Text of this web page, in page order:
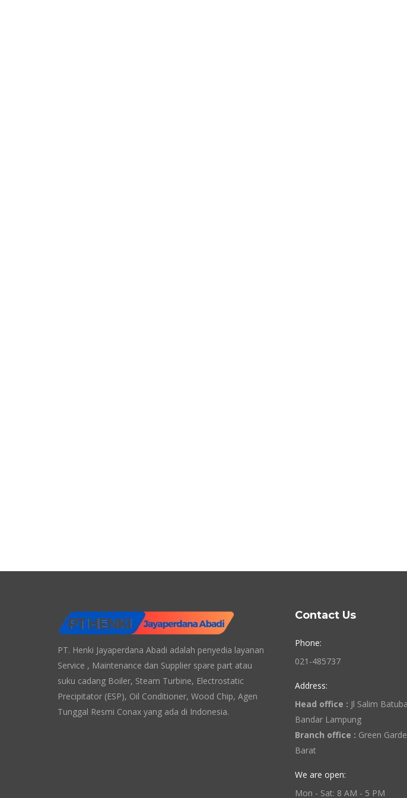
PT. Henki Jayaperdana Abadi adalah penyedia layanan
Service , Maintenance dan Supplier spare part atau
suku cadang Boiler, Steam Turbine, Electrostatic
Precipitator (ESP), Oil Conditioner, Wood Chip, Agen
Tunggal Resmi Conax yang ada di Indonesia.
Contact Us
Phone:
021-485737
Address:
Head office : Jl Salim
Bandar Lampung
Branch office : Green
Barat
We are open:
Mon - Sat: 8 AM - 5 PM